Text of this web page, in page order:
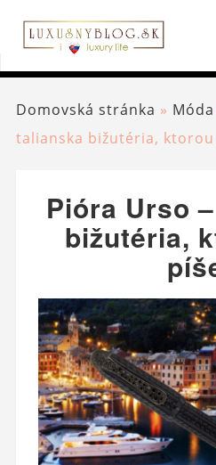
Domovská stránka » Móda
talianska bižutéria, ktorou
Pióra Urso
bižutéria,